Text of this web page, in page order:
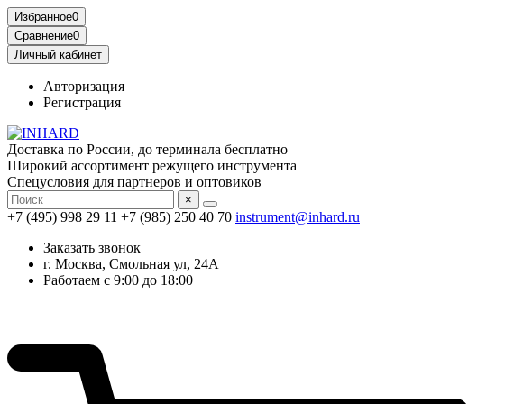
Избранное0
Сравнение0
Личный кабинет
Авторизация
Регистрация
Доставка по России, до терминала бесплатно
Широкий ассортимент режущего инструмента
Спецусловия для партнеров и оптовиков
×
+7 (495) 998 29 11 +7 (985) 250 40 70 instrument@inhard.ru
Заказать звонок
г. Москва, Смольная ул, 24А
Работаем с 9:00 до 18:00